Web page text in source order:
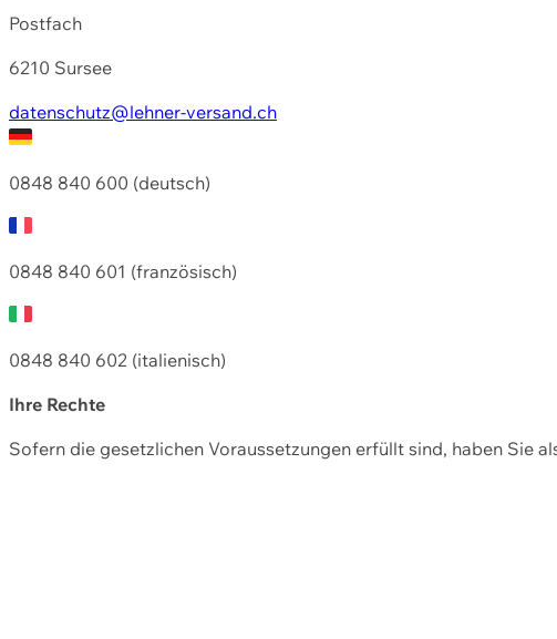
Postfach
6210 Sursee
datenschutz@lehner-versand.ch
0848 840 600 (deutsch)
0848 840 601 (französisch)
0848 840 602 (italienisch)
Ihre Rechte
Sofern die gesetzlichen Voraussetzungen erfüllt sind, haben Sie